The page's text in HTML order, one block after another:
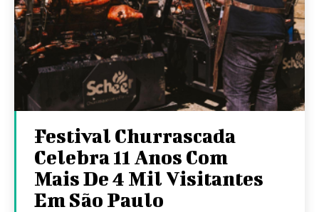
Festival Churrascada
Celebra 11 Anos Com
Mais De 4 Mil Visitantes
Em São Paulo